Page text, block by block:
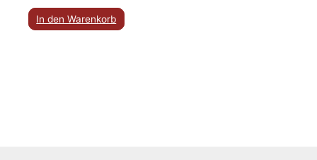
In den Warenkorb